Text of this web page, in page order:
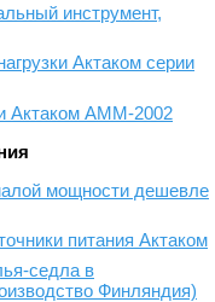
инструмент,
Актаком серии
Актаком АММ-2002
мощности дешевле
питания Актаком
седла в
Финляндия)